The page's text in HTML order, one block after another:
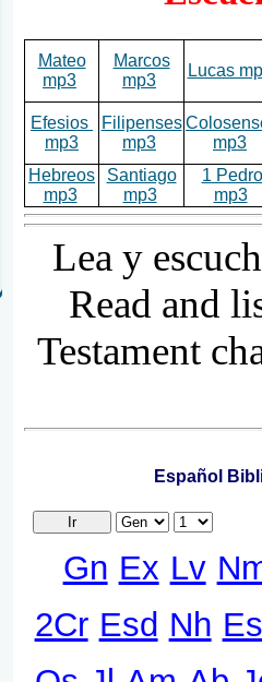
Mateo
mp3
Marcos
mp3
Lucas
Efesios
mp3
Filipenses
mp3
mp3
Hebreos
mp3
Santiago
mp3
1 Pedro
mp3
Lea y
Read and
Testament